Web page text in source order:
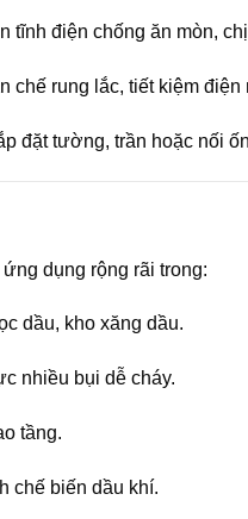
tĩnh điện chống ăn mòn,
chế rung lắc, tiết kiệm điện
đặt tường, trần hoặc nối
dụng rộng rãi trong:
dầu, kho xăng dầu.
nhiều bụi dễ cháy.
tầng.
chế biến dầu khí.